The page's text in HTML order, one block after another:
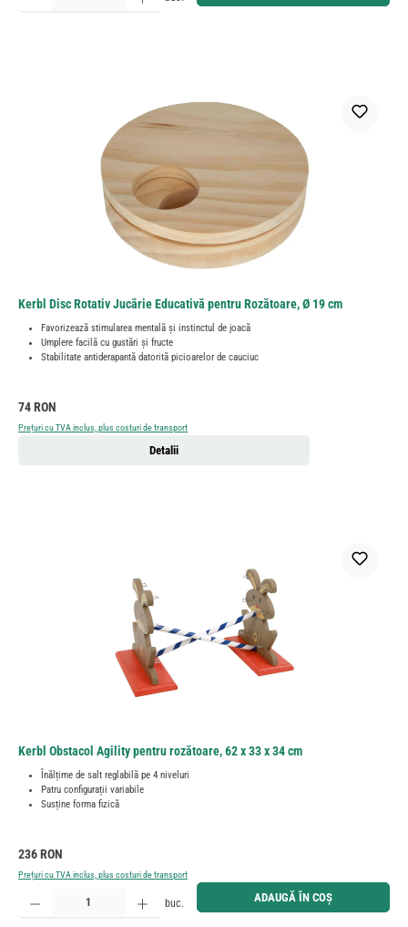
Kerbl Disc Rotativ Jucărie Educativă pentru Rozătoare, Ø 19 cm
Favorizează stimularea mentală și instinctul de joacă
Umplere facilă cu gustări și fructe
Stabilitate antiderapantă datorită picioarelor de cauciuc
Preț obișnuit:
74 RON
Prețuri cu TVA inclus, plus costuri de transport
Detalii
Kerbl Obstacol Agility pentru rozătoare, 62 x 33 x 34 cm
Înălțime de salt reglabilă pe 4 niveluri
Patru configurații variabile
Susține forma fizică
Preț obișnuit:
236 RON
Prețuri cu TVA inclus, plus costuri de transport
Cantitate produs: Introduceți cantitatea dorită sau utilizați butoanele pentru a mări sau micșora
buc. ADAUGĂ ÎN COȘ